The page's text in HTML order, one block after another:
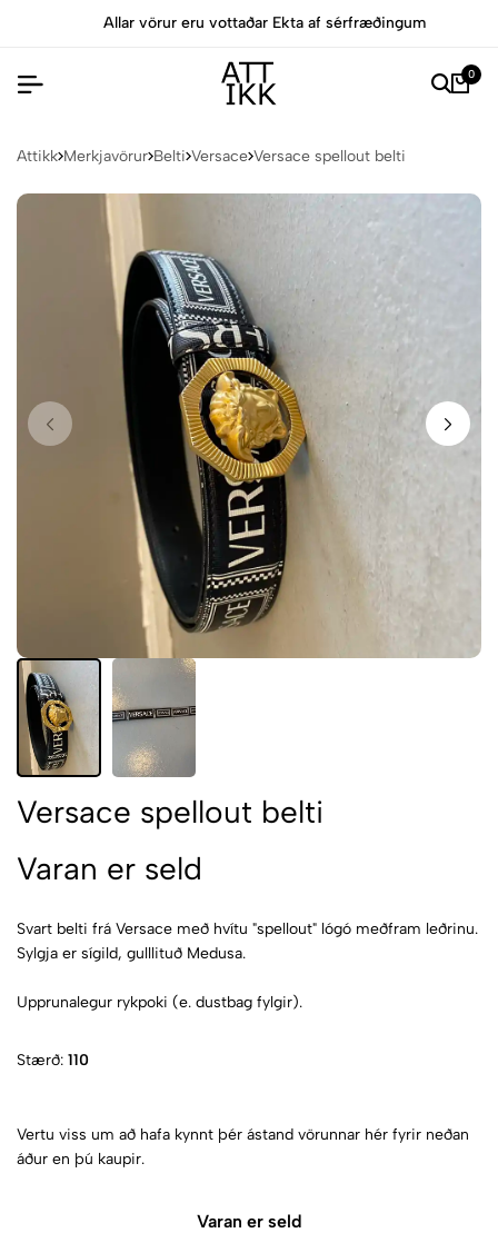
Allar vörur eru vottaðar Ekta af sérfræðingum
0
Attikk Merkjavörur Belti Versace Versace spellout belti
Versace spellout belti
Varan er seld
Svart belti frá Versace með hvítu "spellout" lógó meðfram leðrinu.
Sylgja er sígild, gulllituð Medusa.
Upprunalegur rykpoki (e. dustbag fylgir).
Stærð: 110
Vertu viss um að hafa kynnt þér ástand vörunnar hér fyrir neðan
áður en þú kaupir.
Varan er seld